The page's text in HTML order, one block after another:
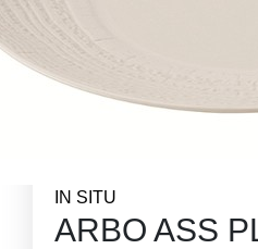
IN SITU
ARBO ASS